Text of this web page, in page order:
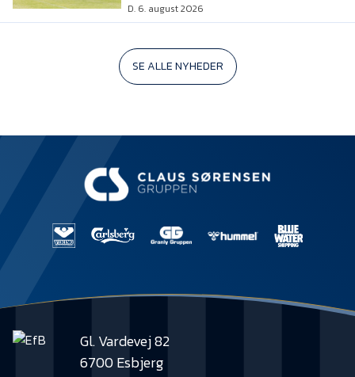
D. 6. august 2026
SE ALLE NYHEDER
Gl. Vardevej 82
6700 Esbjerg